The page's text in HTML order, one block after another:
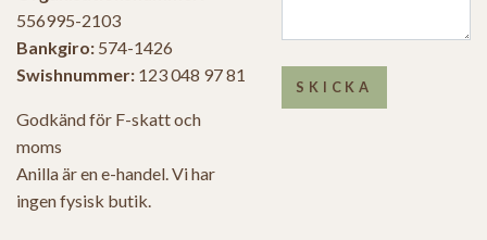
556995-2103
Bankgiro: 574-1426
Swishnummer: 123 048 97 81
Godkänd för F-skatt och
moms
Anilla är en e-handel. Vi har
ingen fysisk butik.
SKICKA